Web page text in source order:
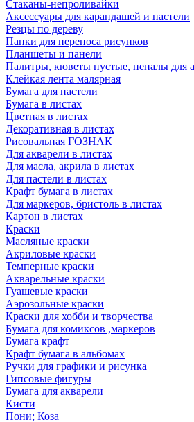
Стаканы-непроливайки
Аксессуары для карандашей и пастели
Резцы по дереву
Папки для переноса рисунков
Планшеты и панели
Палитры, кюветы пустые, пеналы для
Клейкая лента малярная
Бумага для пастели
Бумага в листах
Цветная в листах
Декоративная в листах
Рисовальная ГОЗНАК
Для акварели в листах
Для масла, акрила в листах
Для пастели в листах
Крафт бумага в листах
Для маркеров, бристоль в листах
Картон в листах
Краски
Масляные краски
Акриловые краски
Темперные краски
Акварельные краски
Гуашевые краски
Аэрозольные краски
Краски для хобби и творчества
Бумага для комиксов ,маркеров
Бумага крафт
Крафт бумага в альбомах
Ручки для графики и рисунка
Гипсовые фигуры
Бумага для акварели
Кисти
Пони; Коза